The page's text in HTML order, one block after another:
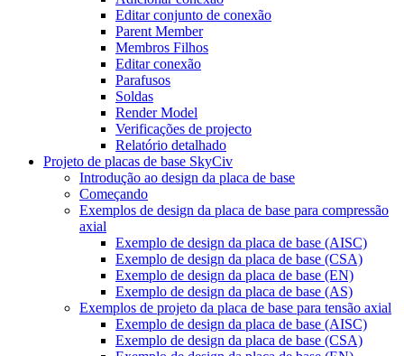
Editar conjunto de conexão
Parent Member
Membros Filhos
Editar conexão
Parafusos
Soldas
Render Model
Verificações de projecto
Relatório detalhado
Projeto de placas de base SkyCiv
Introdução ao design da placa de base
Começando
Exemplos de design da placa de base para compressão
axial
Exemplo de design da placa de base (AISC)
Exemplo de design da placa de base (CSA)
Exemplo de design da placa de base (EN)
Exemplo de design da placa de base (AS)
Exemplos de projeto da placa de base para tensão axial
Exemplo de design da placa de base (AISC)
Exemplo de design da placa de base (CSA)